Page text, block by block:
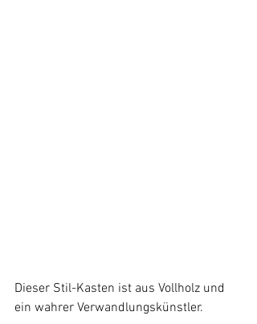
Dieser Stil-Kasten ist aus Vollholz und
ein wahrer Verwandlungskünstler.